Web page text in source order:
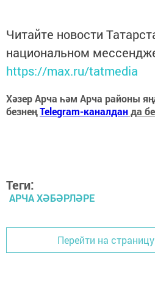
Читайте новости
национальном
https://max.ru/tatmedia
Хәзер Арча һәм Арча районы
безнеңTelegram-каналданда
Теги:
АРЧА ХӘБӘРЛӘРЕ
Перейти на